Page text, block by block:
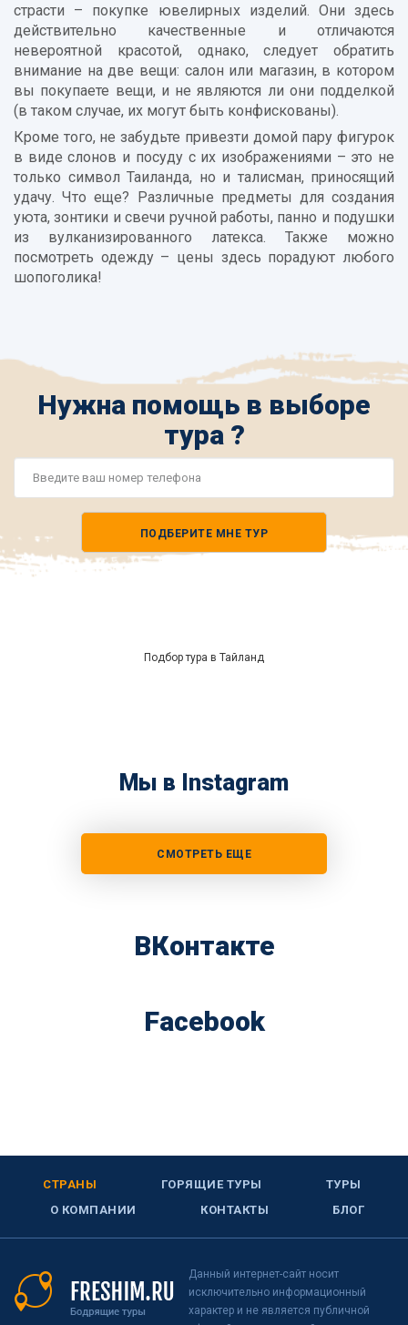
страсти – покупке ювелирных изделий. Они здесь
действительно качественные и отличаются
невероятной красотой, однако, следует обратить
внимание на две вещи: салон или магазин, в котором
вы покупаете вещи, и не являются ли они подделкой
(в таком случае, их могут быть конфискованы).
Кроме того, не забудьте привезти домой пару фигурок
в виде слонов и посуду с их изображениями – это не
только символ Таиланда, но и талисман, приносящий
удачу. Что еще? Различные предметы для создания
уюта, зонтики и свечи ручной работы, панно и подушки
из вулканизированного латекса. Также можно
посмотреть одежду – цены здесь порадуют любого
шопоголика!
Нужна помощь в выборе
тура ?
ПОДБЕРИТЕ МНЕ ТУР
Подбор тура в Тайланд
Мы в Instagram
СМОТРЕТЬ ЕЩЕ
ВКонтакте
Facebook
СТРАНЫ ГОРЯЩИЕ ТУРЫ
ТУРЫ
О КОМПАНИИ
КОНТАКТЫ БЛОГ
Данный интернет-сайт носит
исключительно информационный
характер и не является публичной